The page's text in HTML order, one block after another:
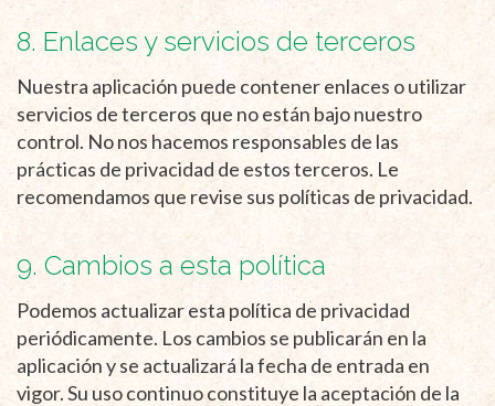
8. Enlaces y servicios de terceros
Nuestra aplicación puede contener enlaces o utilizar
servicios de terceros que no están bajo nuestro
control. No nos hacemos responsables de las
prácticas de privacidad de estos terceros. Le
recomendamos que revise sus políticas de privacidad.
9. Cambios a esta política
Podemos actualizar esta política de privacidad
periódicamente. Los cambios se publicarán en la
aplicación y se actualizará la fecha de entrada en
vigor. Su uso continuo constituye la aceptación de la